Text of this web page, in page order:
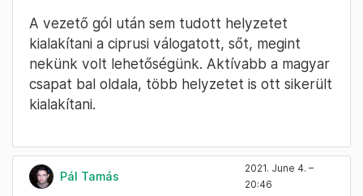
A vezető gól után sem tudott helyzetet
kialakítani a ciprusi válogatott, sőt, megint
nekünk volt lehetőségünk. Aktívabb a magyar
csapat bal oldala, több helyzetet is ott sikerült
kialakítani.
Pál Tamás
2021. June 4. –
20:46